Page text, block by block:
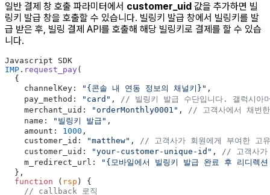
일반 결제 창 호출 파라미터에서 customer_uid 값을 추가하면 빌
링키 발급 창을 호출할 수 있습니다. 빌링키 발급 창에서 빌링키를 발
급 받은 후, 빌링 결제 API를 호출해 해당 빌링키로 결제를 할 수 있습
니다.
Javascript SDK
IMP . request_pay(
  {
    channelKey:
"{콘솔 내 연동 정보의 채널키}" ,
    pay_method:
"card" , // 빌링키 발급 수단입니다. 갤럭시
    merchant_uid:
"orderMonthly0001" , // 고객사에서 채번
    name:
"빌링키 발급" ,
    amount:
1000 ,
    customer_id:
"matthew" , // 고객사가 회원에게 부여한 고
    customer_uid:
"your-customer-unique-id" , // 고객사가
    m_redirect_url:
"{모바일에서 빌링키 발급 완료 후 리디렉
  },
  function
( rsp ) {
    // callback 로직